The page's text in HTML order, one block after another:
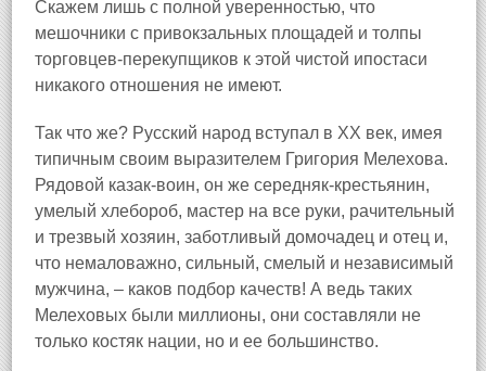
Скажем лишь с полной уверенностью, что
мешочники с привокзальных площадей и толпы
торговцев‑перекупщиков к этой чистой ипостаси
никакого отношения не имеют.
Так что же? Русский народ вступал в XX век, имея
типичным своим выразителем Григория Мелехова.
Рядовой казак‑воин, он же середняк‑крестьянин,
умелый хлебороб, мастер на все руки, рачительный
и трезвый хозяин, заботливый домочадец и отец и,
что немаловажно, сильный, смелый и независимый
мужчина, – каков подбор качеств! А ведь таких
Мелеховых были миллионы, они составляли не
только костяк нации, но и ее большинство.